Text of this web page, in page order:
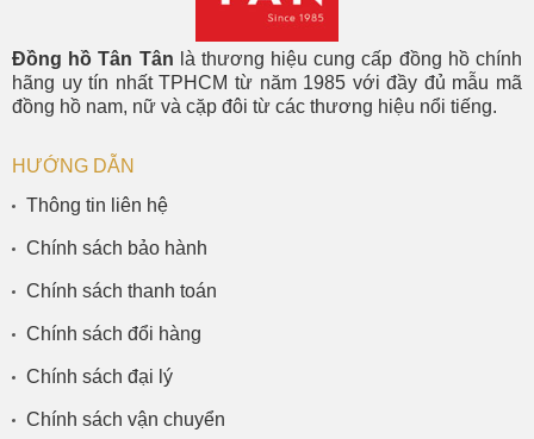
Đồng hồ Tân Tân là thương hiệu cung cấp đồng hồ chính
hãng uy tín nhất TPHCM từ năm 1985 với đầy đủ mẫu mã
đồng hồ nam, nữ và cặp đôi từ các thương hiệu nổi tiếng.
HƯỚNG DẪN
Thông tin liên hệ
Chính sách bảo hành
Chính sách thanh toán
Chính sách đổi hàng
Chính sách đại lý
Chính sách vận chuyển